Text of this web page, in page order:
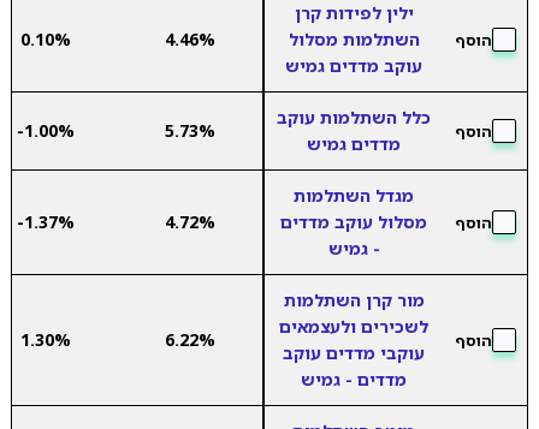
הוסף
ילין לפידות קרן
השתלמות מסלול
עוקב מדדים גמיש
4.46%
0.10%
הוסף
כלל השתלמות עוקב
מדדים גמיש
5.73%
-1.00%
הוסף
מגדל השתלמות
מסלול עוקב מדדים
- גמיש
4.72%
-1.37%
הוסף
מור קרן השתלמות
לשכירים ולעצמאים
עוקבי מדדים עוקב
מדדים - גמיש
6.22%
1.30%